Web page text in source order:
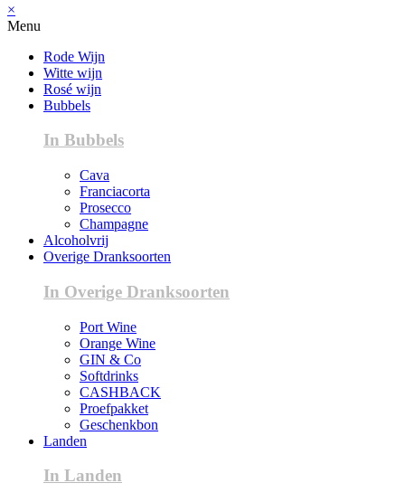
×
Menu
Rode Wijn
Witte wijn
Rosé wijn
Bubbels
In Bubbels
Cava
Franciacorta
Prosecco
Champagne
Alcoholvrij
Overige Dranksoorten
In Overige Dranksoorten
Port Wine
Orange Wine
GIN & Co
Softdrinks
CASHBACK
Proefpakket
Geschenkbon
Landen
In Landen